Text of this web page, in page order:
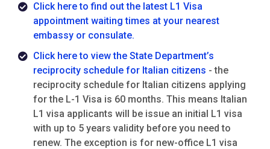
Click here to find out the latest L1 Visa
appointment waiting times at your nearest
embassy or consulate.
Click here to view the State Department’s
reciprocity schedule for Italian citizens - the
reciprocity schedule for Italian citizens applying
for the L-1 Visa is 60 months. This means Italian
L1 visa applicants will be issue an initial L1 visa
with up to 5 years validity before you need to
renew. The exception is for new-office L1 visa